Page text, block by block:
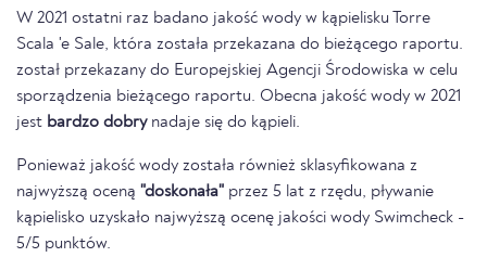
W 2021 ostatni raz badano jakość wody w kąpielisku Torre
Scala 'e Sale, która została przekazana do bieżącego raportu.
został przekazany do Europejskiej Agencji Środowiska w celu
sporządzenia bieżącego raportu. Obecna jakość wody w 2021
jest bardzo dobrynadaje się do kąpieli.
Ponieważ jakość wody została również sklasyfikowana z
najwyższą oceną "doskonała" przez 5 lat z rzędu, pływanie
kąpielisko uzyskało najwyższą ocenę jakości wody Swimcheck -
5/5 punktów.